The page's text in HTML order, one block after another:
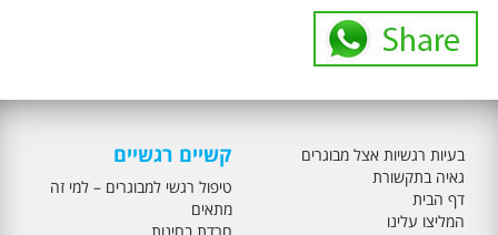
בעיות רגשיות אצל מבוגרים
גאיה בתקשורת
דף הבית
המליצו עלינו
קשיים רגשיים
טיפול רגשי למבוגרים – למי זה
מתאים
חרדת בחינות